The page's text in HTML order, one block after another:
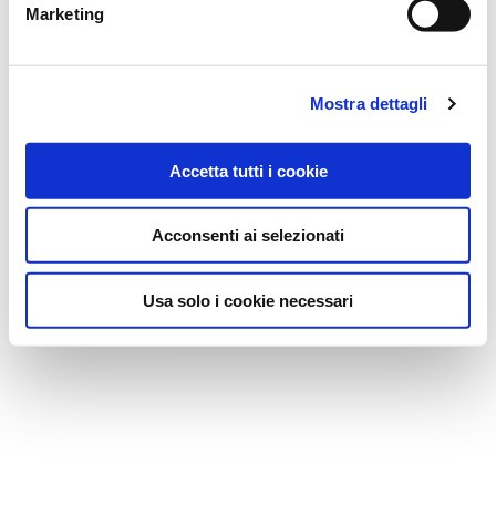
Marketing
Mostra dettagli
Accetta tutti i cookie
Acconsenti ai selezionati
Usa solo i cookie necessari
TERAPEUTICO THERMACARE SCHIENA 2